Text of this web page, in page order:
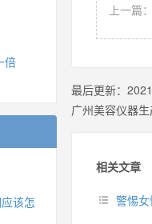
上一篇：
最后更新：
广州美容仪器
相关文章
警惕
倍
该怎么练?